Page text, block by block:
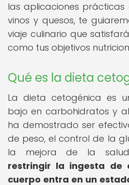
las aplicaciones prácticas
vinos y quesos, te
viaje culinario que
como tus objetivos
Qué es la dieta
La dieta cetogénica es
bajo en carbohidratos y
ha demostrado ser
de peso, el control de la
la mejora de la
restringir la ingesta de
cuerpo entra en un